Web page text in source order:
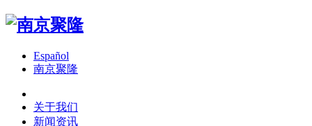
Español
南京聚隆
关于我们
新闻资讯